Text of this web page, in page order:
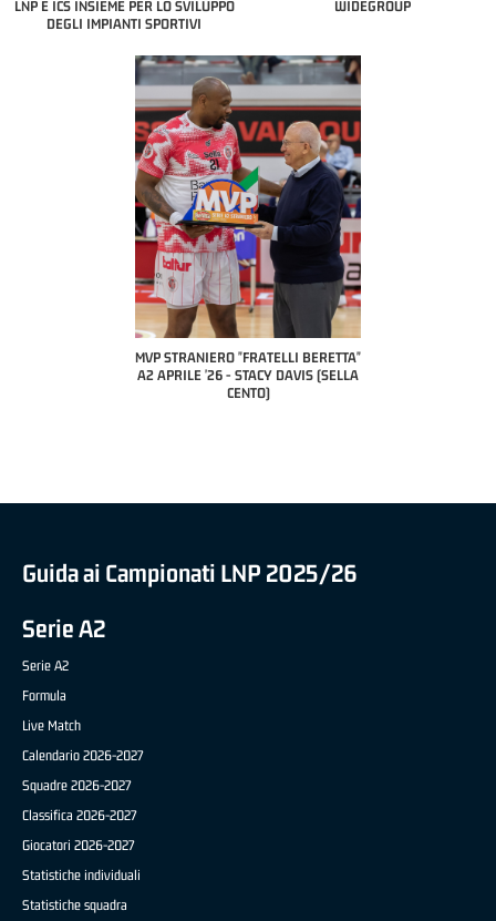
LNP E ICS INSIEME PER LO SVILUPPO
DEGLI IMPIANTI SPORTIVI
WIDEGROUP
MVP "FRATELLI BERETTA" SAMUEL
DILAS B NAZIONALE APRILE '26 -
MARCO RESTELLI (TAV TREVIGLIO
Guida ai Campionati LNP 2025/26
Serie A2
Serie A2
Formula
Live Match
Calendario 2026-2027
Squadre 2026-2027
Classifica 2026-2027
Giocatori 2026-2027
Statistiche individuali
Statistiche squadra